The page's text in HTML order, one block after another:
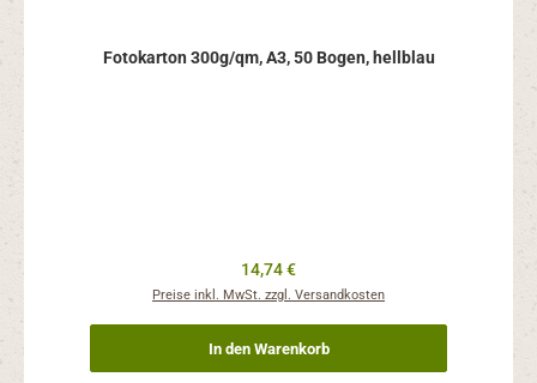
Fotokarton 300g/qm, A3, 50 Bogen, hellblau
Regulärer Preis:
14,74 €
Preise inkl. MwSt. zzgl. Versandkosten
In den Warenkorb